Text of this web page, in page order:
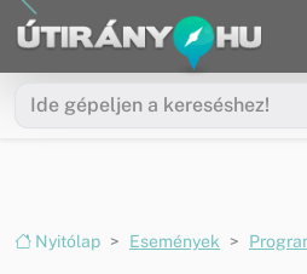
Ugrás a menüre
Ugrás a tartalomra
Nyitólap Események